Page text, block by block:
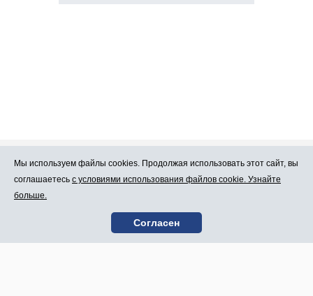
Про Atlants.lv Реклама
Контакты
Условия
пользования
Мы используем файлы cookies. Продолжая использовать этот сайт, вы
соглашаетесь с условиями использования файлов cookie. Узнайте
больше.
Согласен